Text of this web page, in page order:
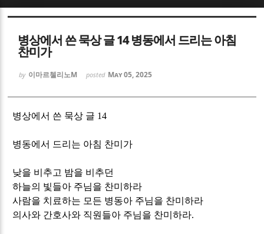
병상에서 쓴 묵상 글 14 병동에서 드리는 아침
찬미가
by 이마르첼리노M posted May 05, 2025
병상에서 쓴 묵상 글 14
병동에서 드리는 아침 찬미가
낮을 비추고 밤을 비추던
하늘의 빛들아 주님을 찬미하라
사람을 치료하는 모든 병동아 주님을 찬미하라
의사와 간호사와 직원들아 주님을 찬미하라.
Sketchbook5, 스케치북5
Sketchbook5, 스케치북5
Sketchbook5, 스케치북5
Sketchbook5, 스케치북5